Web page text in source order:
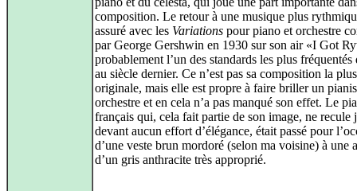
composition. Le retour à une musique plus
assuré avec les Variations pour piano et orchestre
par George Gershwin en 1930 sur son air «I Got
probablement l’un des standards les plus fréquentés
au siècle dernier. Ce n’est pas sa composition la plus
originale, mais elle est propre à faire briller un
orchestre et en cela n’a pas manqué son effet. Le
français qui, cela fait partie de son image, ne recule
devant aucun effort d’élégance, était passé pour
d’une veste brun mordoré (selon ma voisine) à une
d’un gris anthracite très approprié.